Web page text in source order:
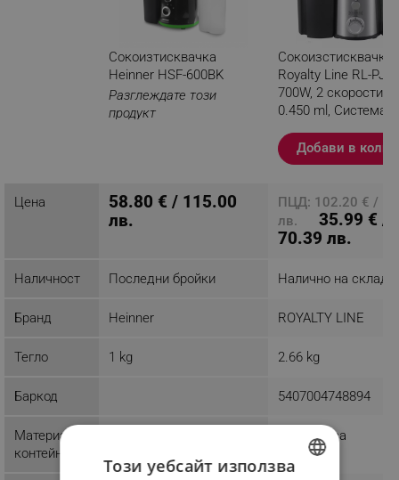
Сокоизтисквачка
Heinner HSF-600BK
Разглеждате този
продукт
Сокоизстисквачка
Royalty Line RL-PJ-
700W, 2
0.450 ml, Система
ЧеренДобави в
Цена
58.80 € / 115.00
лв.
ПЦД: 102.20 € /
лв.
35.99 € /
70.39 лв.
Наличност Последни бройки Налично на склад
Бранд Heinner ROYALTY LINE
Тегло 1 kg 2.66 kg
Баркод 5407004748894
Материал
контейнер
Пластмаса
Този уебсайт използва